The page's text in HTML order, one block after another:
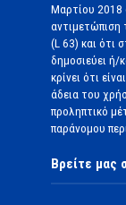
Μαρτίου 2018
αντιμετώπιση
(L 63) και ότι
δημοσιεύει ή/
κρίνει ότι
άδεια του
προληπτικό
παράνομου
Βρείτε μας